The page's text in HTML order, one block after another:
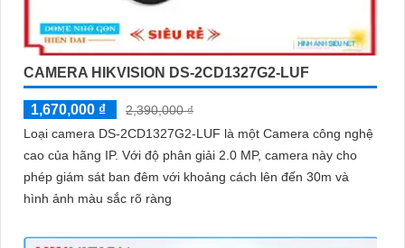
CAMERA HIKVISION DS-2CD1327G2-LUF
1,670,000 ₫
2,390,000 ₫
Loại camera DS-2CD1327G2-LUF là một Camera công nghệ
cao của hãng IP. Với độ phân giải 2.0 MP, camera này cho
phép giám sát ban đêm với khoảng cách lên đến 30m và
hình ảnh màu sắc rõ ràng